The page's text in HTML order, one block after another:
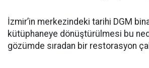
İzmir’in merkezindeki tarihi DGM
kütüphaneye dönüştürülmesi bu
gözümde sıradan bir restorasyon